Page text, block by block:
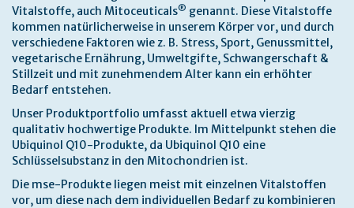
Vitalstoffe, auch Mitoceuticals® genannt. Diese Vitalstoffe
kommen natürlicherweise in unserem Körper vor, und durch
verschiedene Faktoren wie z. B. Stress, Sport, Genussmittel,
vegetarische Ernährung, Umweltgifte, Schwangerschaft &
Stillzeit und mit zunehmendem Alter kann ein erhöhter
Bedarf entstehen.
Unser Produktportfolio umfasst aktuell etwa vierzig
qualitativ hochwertige Produkte. Im Mittelpunkt stehen die
Ubiquinol Q10-Produkte, da Ubiquinol Q10 eine
Schlüsselsubstanz in den Mitochondrien ist.
Die mse-Produkte liegen meist mit einzelnen Vitalstoffen
vor, um diese nach dem individuellen Bedarf zu kombinieren